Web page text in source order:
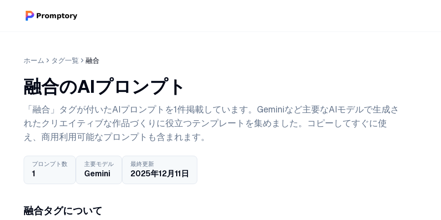
ホーム タグ一覧 融合
融合のAIプロンプト
「融合」タグが付いたAIプロンプトを1件掲載しています。Geminiなど主要なAIモデルで生成さ
れたクリエイティブな作品づくりに役立つテンプレートを集めました。コピーしてすぐに使
え、商用利用可能なプロンプトも含まれます。
プロンプト数
1
主要モデル
Gemini
最終更新
2025年12月11日
融合タグについて